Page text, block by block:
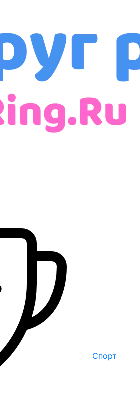
Спорт